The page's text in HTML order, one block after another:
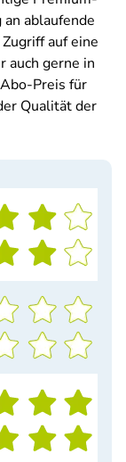
ablaufende
auf eine
auch gerne in
Preis für
Qualität der